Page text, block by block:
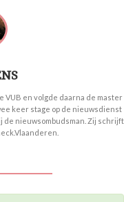
VUB en volgde daarna de master
keer stage op de nieuwsdienst
de nieuwsombudsman. Zij schrijft